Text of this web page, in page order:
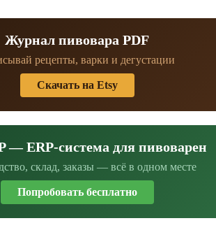
Журнал пивовара PDF
рецепты, варки и дегустации
Скачать на Etsy
— ERP-система для пивоварен
склад, заказы — всё в одном месте
Попробовать бесплатно